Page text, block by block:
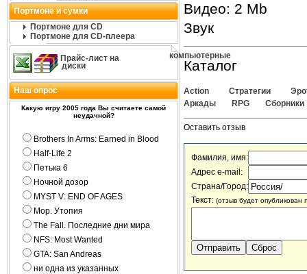
Портмоне и сумки
Портмоне для CD
Портмоне для CD-плеера
Прайс-лист на
компьютерные
диски
Наш опрос
Какую игру 2005 года Вы считаете самой
неудачной?
Brothers In Arms: Earned in Blood
Half-Life 2
Петька 6
Ночной дозор
MYST V: END OF AGES
Мор. Утопия
The Fall. Последние дни мира
NFS: Most Wanted
GTA: San Andreas
ни одна из указанных
Видео: 2 Mb
Звук
Каталог
Action Стратегии
Аркады
RPG Сборники
Оставить отзыв
Фамилия, имя:
Адрес e-mail:
Страна/Город:
Текст: (отзыв будет опубликован